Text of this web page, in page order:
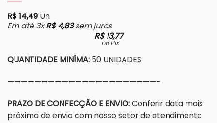
R$ 14,49 Un
Em até 3xR$4,83sem juros
R$13,77
no Pix
QUANTIDADE MINÍMA: 50 UNIDADES
——————————————————————-
PRAZO DE CONFECÇÃO E ENVIO:Conferir data mais
próxima de envio com nosso setor de atendimento